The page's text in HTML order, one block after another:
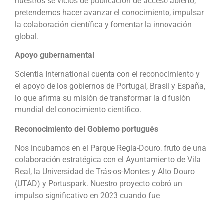
pretendemos hacer avanzar el conocimiento, impulsar
la colaboración científica y fomentar la innovación
global.
Apoyo gubernamental
Scientia International cuenta con el reconocimiento y
el apoyo de los gobiernos de Portugal, Brasil y España,
lo que afirma su misión de transformar la difusión
mundial del conocimiento científico.
Reconocimiento del Gobierno portugués
Nos incubamos en el Parque Regia-Douro, fruto de una
colaboración estratégica con el Ayuntamiento de Vila
Real, la Universidad de Trás-os-Montes y Alto Douro
(UTAD) y Portuspark. Nuestro proyecto cobró un
impulso significativo en 2023 cuando fue